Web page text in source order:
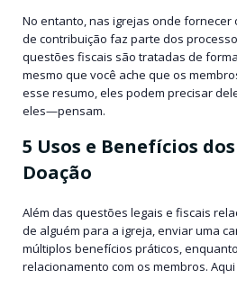
No entanto, nas igrejas onde fornecer
de contribuição faz parte dos
questões fiscais são tratadas de
mesmo que você ache que os
esse resumo, eles podem precisar
eles—pensam.
5 Usos e Benefícios
Doação
Além das questões legais e fiscais
de alguém para a igreja, enviar uma
múltiplos benefícios práticos,
relacionamento com os membros.